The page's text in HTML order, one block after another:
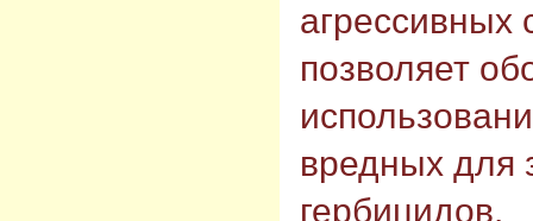
агрессивных
позволяет
вредных для
гербицидов.